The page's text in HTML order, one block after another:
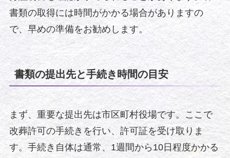
書類の取得には時間がかかる場合がありますの
で、早めの準備をお勧めします。
書類の提出先と手続き時間の目安
まず、重要な提出先は市区町村役場です。ここで
改葬許可の手続きを行い、許可証を受け取りま
す。手続き自体は通常、1週間から10日程度かかる